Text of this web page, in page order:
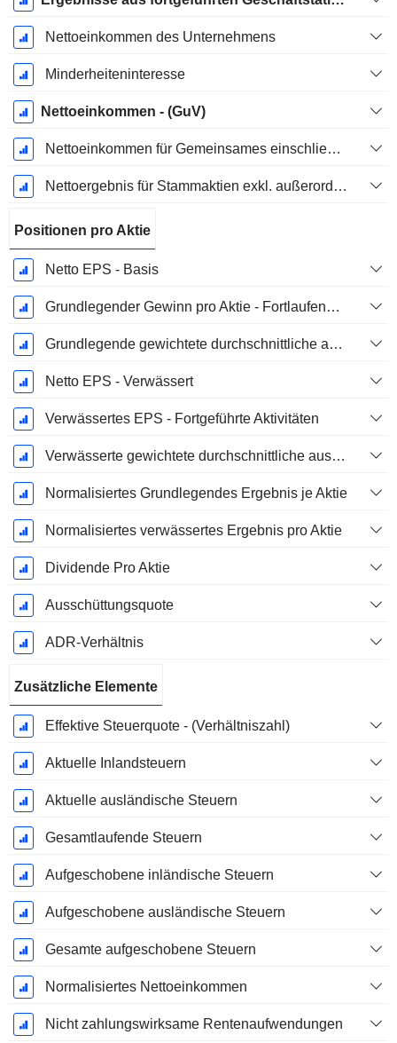
Nettoeinkommen des Unternehmens
Minderheiteninteresse
Nettoeinkommen - (GuV)
Nettoeinkommen für Gemeinsames einschließlich außerordentlicher Posten
Nettoergebnis für Stammaktien exkl. außerordentliche Posten
Positionen pro Aktie
Netto EPS - Basis
Grundlegender Gewinn pro Aktie - Fortlaufende Geschäftstätigkeit
Grundlegende gewichtete durchschnittliche ausstehende Aktien
Netto EPS - Verwässert
Verwässertes EPS - Fortgeführte Aktivitäten
Verwässerte gewichtete durchschnittliche ausstehende Aktien
Normalisiertes Grundlegendes Ergebnis je Aktie
Normalisiertes verwässertes Ergebnis pro Aktie
Dividende Pro Aktie
Ausschüttungsquote
ADR-Verhältnis
Zusätzliche Elemente
Effektive Steuerquote - (Verhältniszahl)
Aktuelle Inlandsteuern
Aktuelle ausländische Steuern
Gesamtlaufende Steuern
Aufgeschobene inländische Steuern
Aufgeschobene ausländische Steuern
Gesamte aufgeschobene Steuern
Normalisiertes Nettoeinkommen
Nicht zahlungswirksame Rentenaufwendungen